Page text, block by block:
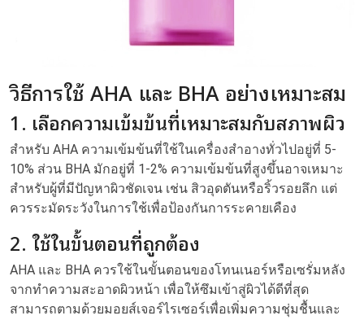
วิธีการใช้ AHA และ BHA อย่างเหมาะสม
1. เลือกความเข้มข้นที่เหมาะสมกับสภาพผิว
สำหรับ AHA ความเข้มข้นที่ใช้ในเครื่องสำอางทั่วไปอยู่ที่ 5-
10% ส่วน BHA มักอยู่ที่ 1-2% ความเข้มข้นที่สูงขึ้นอาจเหมาะ
สำหรับผู้ที่มีปัญหาผิวชัดเจน เช่น สิวอุดตันหรือริ้วรอยลึก แต่
ควรระมัดระวังในการใช้เพื่อป้องกันการระคายเคือง
2. ใช้ในขั้นตอนที่ถูกต้อง
AHA และ BHA ควรใช้ในขั้นตอนของโทนเนอร์หรือเซรั่มหลัง
จากทำความสะอาดผิวหน้า เพื่อให้ซึมเข้าสู่ผิวได้ดีที่สุด
สามารถตามด้วยมอยส์เจอร์ไรเซอร์เพื่อเพิ่มความชุ่มชื้นและ